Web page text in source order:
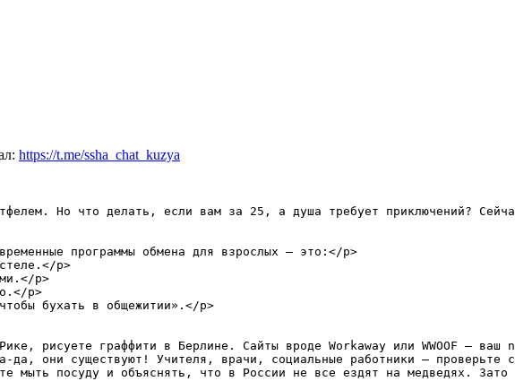
https://t.me/ssha_chat_kuzya
Но что делать, если вам за 25, а душа требует приключений?
программы обмена для взрослых — это:</p>
p>
p>
p>
бухать в общежитии».</p>
рисуете граффити в Берлине. Сайты вроде Workaway или WWOOF —
они существуют! Учителя, врачи, социальные работники — проверьте
посуду и объяснять, что в России не все ездят на медведях. Зато